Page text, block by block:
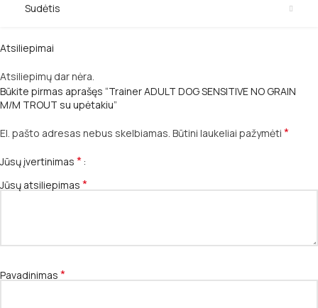
Sudėtis
Atsiliepimai
Atsiliepimų dar nėra.
Būkite pirmas aprašęs “Trainer ADULT DOG SENSITIVE NO GRAIN
M/M TROUT su upėtakiu”
El. pašto adresas nebus skelbiamas. Būtini laukeliai pažymėti *
Jūsų įvertinimas *
Jūsų atsiliepimas *
Pavadinimas *